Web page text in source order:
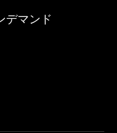
デマンド